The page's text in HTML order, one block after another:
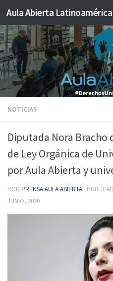
Saltar al contenido
Aula Abierta Latinoamérica
NOTICIAS
Diputada Nora
de Ley Orgánica de
por Aula Abierta y
POR PRENSA AULA ABIERTA ·
JUNIO, 2020